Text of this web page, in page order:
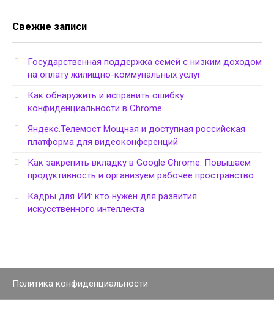
Свежие записи
Государственная поддержка семей с низким доходом
на оплату жилищно-коммунальных услуг
Как обнаружить и исправить ошибку
конфиденциальности в Chrome
Яндекс.Телемост Мощная и доступная российская
платформа для видеоконференций
Как закрепить вкладку в Google Chrome: Повышаем
продуктивность и организуем рабочее пространство
Кадры для ИИ: кто нужен для развития
искусственного интеллекта
Политика конфиденциальности